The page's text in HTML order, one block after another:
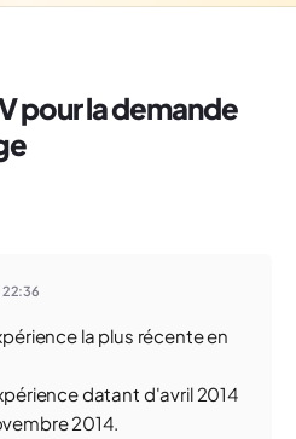
pour la demande
22:36
la plus récente en
datant d'avril 2014
2014.